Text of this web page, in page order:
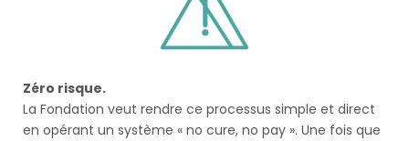
Zéro risque.
La Fondation veut rendre ce processus simple et direct
en opérant un système « no cure, no pay ». Une fois que